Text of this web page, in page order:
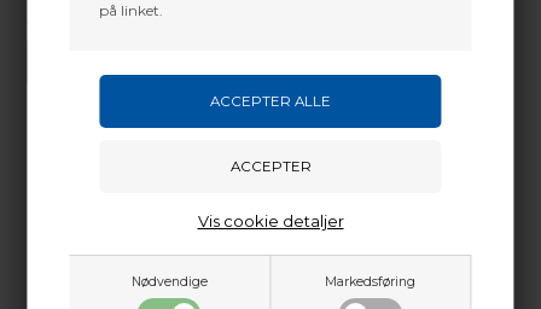
på linket.
Nødvendige Markedsføring
Vis cookie detaljer
+45 2751 3356
martin@baldurs-archery.dk
Sådan sætter du Thermal grippet på